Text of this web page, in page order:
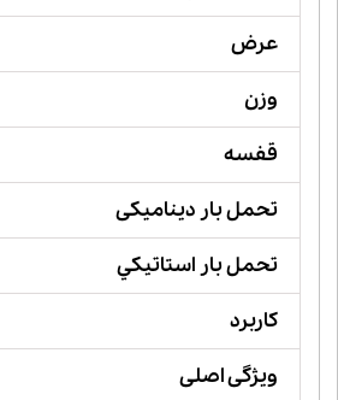
عرض
وزن
قفسه
تحمل بار دینامیکی
تحمل بار استاتيكي
کاربرد
ویژگی اصلی